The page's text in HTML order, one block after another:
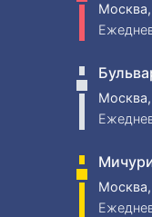
Москва,